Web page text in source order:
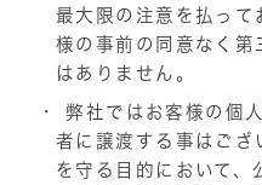
最大限の注意を払って
様の事前の同意なく第
はありません。
弊社ではお客様の個
者に譲渡する事はござ
を守る目的において、